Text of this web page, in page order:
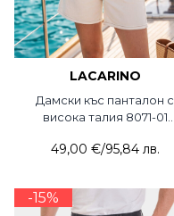
LACARINO
Дамски къс панталон с
висока талия 8071-01
49,00 €/95,84 лв.
-15%